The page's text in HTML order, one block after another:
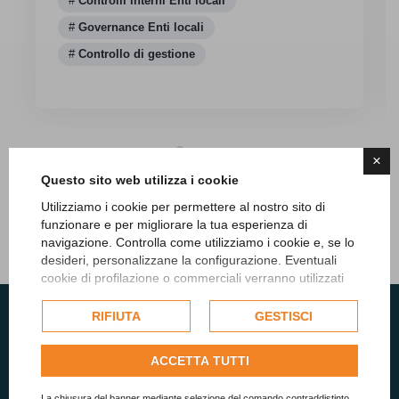
×
Questo sito web utilizza i cookie
Utilizziamo i cookie per permettere al nostro sito di
funzionare e per migliorare la tua esperienza di
navigazione. Controlla come utilizziamo i cookie e, se lo
desideri, personalizzane la configurazione. Eventuali
cookie di profilazione o commerciali verranno utilizzati
dell'utente e, se consentito, potrebbero essere utilizzati
per personalizzare gli annunci pubblicitari. Per ulteriori
informazioni su come Google utilizza i dati raccolti,
politica sulla privacy di Google
Consulta l'informativa cookie completa.
RIFIUTA GESTISCI
ACCETTA TUTTI
Governance Enti locali
Controllo di gestione
Tutti gli articoli
Vuoi restare aggiornato sulle